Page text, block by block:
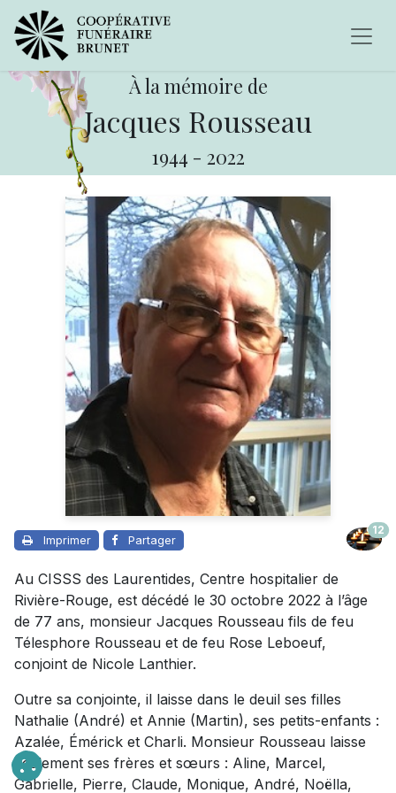
À la mémoire de
Jacques Rousseau
1944 - 2022
Imprimer Partager
12
Au CISSS des Laurentides, Centre hospitalier de
Rivière-Rouge, est décédé le 30 octobre 2022 à l’âge
de 77 ans, monsieur Jacques Rousseau fils de feu
Télesphore Rousseau et de feu Rose Leboeuf,
conjoint de Nicole Lanthier.
Outre sa conjointe, il laisse dans le deuil ses filles
Nathalie (André) et Annie (Martin), ses petits-enfants :
Azalée, Émérick et Charli. Monsieur Rousseau laisse
également ses frères et sœurs : Aline, Marcel,
Gabrielle, Pierre, Claude, Monique, André, Noëlla,